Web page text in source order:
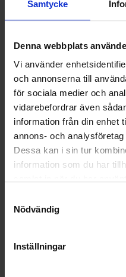
Samtycke
Denna webbplats
Vi använder
och annonserna till
för sociala medier och
vidarebefordrar även
information från din enhet
annons- och
Dessa kan i sin tur
information som du har
Nödvändig
Inställningar
NYA UPPDRAG
OHLSSONS REGION MITT
OHLSSONS REGION SYD
OHLSSONS REGION VÄST
RENHÅLLNING
SOCIALT ANSVAR